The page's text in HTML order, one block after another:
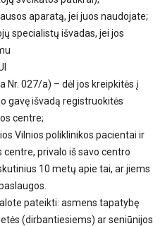
aparatą, jei juos naudojate;
specialistų išvadas, jei jos
Nr. 027/a) – dėl jos kreipkitės į
gavę išvadą registruokitės
centre;
Vilnios poliklinikos pacientai ir
privalo iš savo centro
10 metų apie tai, ar jiems
pateikti: asmens tapatybę
(dirbantiesiems) ar seniūnijos